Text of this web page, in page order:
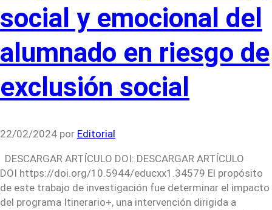
social y emocional del
alumnado en riesgo de
exclusión social
22/02/2024 por Editorial
DESCARGAR ARTÍCULO DOI: DESCARGAR ARTÍCULO
DOI https://doi.org/10.5944/educxx1.34579 El propósito
de este trabajo de investigación fue determinar el impacto
del programa Itinerario+, una intervención dirigida a